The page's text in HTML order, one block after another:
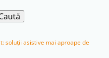
soluții asistive mai aproape de